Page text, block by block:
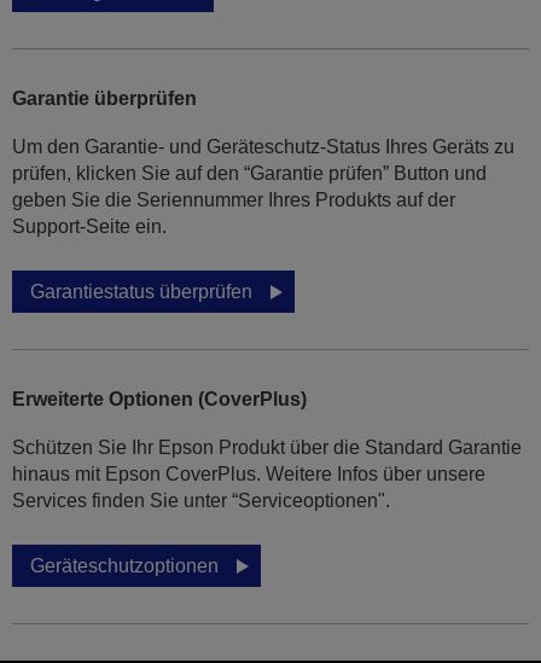
Garantie überprüfen
Um den Garantie- und Geräteschutz-Status Ihres Geräts zu
prüfen, klicken Sie auf den “Garantie prüfen” Button und
geben Sie die Seriennummer Ihres Produkts auf der
Support-Seite ein.
Garantiestatus überprüfen
Erweiterte Optionen (CoverPlus)
Schützen Sie Ihr Epson Produkt über die Standard Garantie
hinaus mit Epson CoverPlus. Weitere Infos über unsere
Services finden Sie unter “Serviceoptionen".
Geräteschutzoptionen